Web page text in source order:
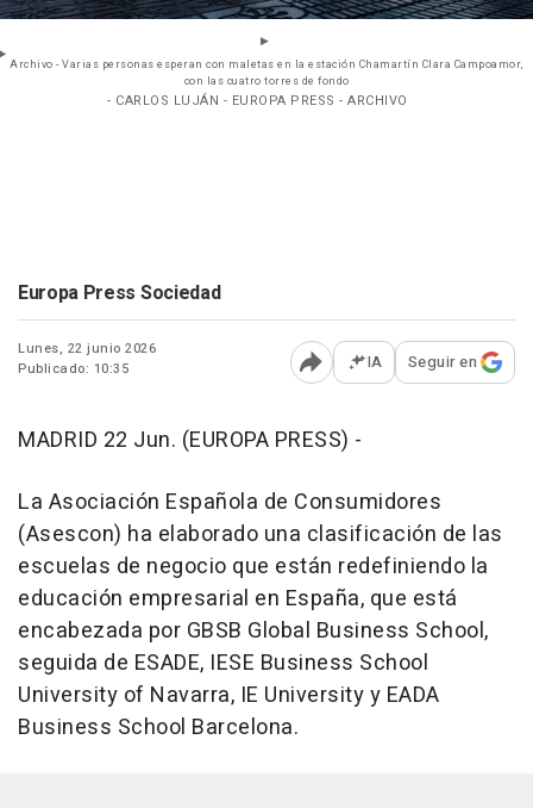
Archivo - Varias personas esperan con maletas en la estación Chamartín Clara Campoamor,
con las cuatro torres de fondo
- CARLOS LUJÁN - EUROPA PRESS - ARCHIVO
Europa Press Sociedad
Lunes, 22 junio 2026
Publicado: 10:35
Abrir opciones para
IA Seguir en
MADRID 22 Jun. (EUROPA PRESS) -
La Asociación Española de Consumidores
(Asescon) ha elaborado una clasificación de las
escuelas de negocio que están redefiniendo la
educación empresarial en España, que está
encabezada por GBSB Global Business School,
seguida de ESADE, IESE Business School
University of Navarra, IE University y EADA
Business School Barcelona.